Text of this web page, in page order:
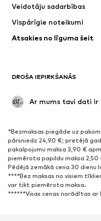
Apakšveļa
Mēteļi
Svinības
APAVI
Jaunumi
Brīvā laika apavi
Augstpapēžu apavi
Sandales
Veidotāju sadarbības
Vispārīgie noteikumi
Atsakies no līguma šeit
DROŠA IEPIRKŠANĀS
Ar mums tavi dati ir
*Bezmaksas piegāde uz
pārsniedz 24,90 €; pretējā
pakalpojumu maksa 3,90 €
piemērota papildu maksa 2,50
Pēdējā zemākā cena 30 dienu
****Bez maksas no visiem
var tikt piemērota maksa.
******Visas cenas norādītas ar